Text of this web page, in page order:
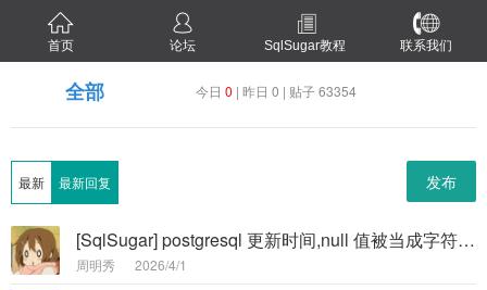
首页 论坛 SqlSugar教程 联系我们
全部 今日 0 | 昨日 0 | 贴子 63354
最新 最新回复 发布
[SqlSugar] postgresql 更新时间,null 值被当成字符串string，不能识别报错 -
周明秀 2026/4/1